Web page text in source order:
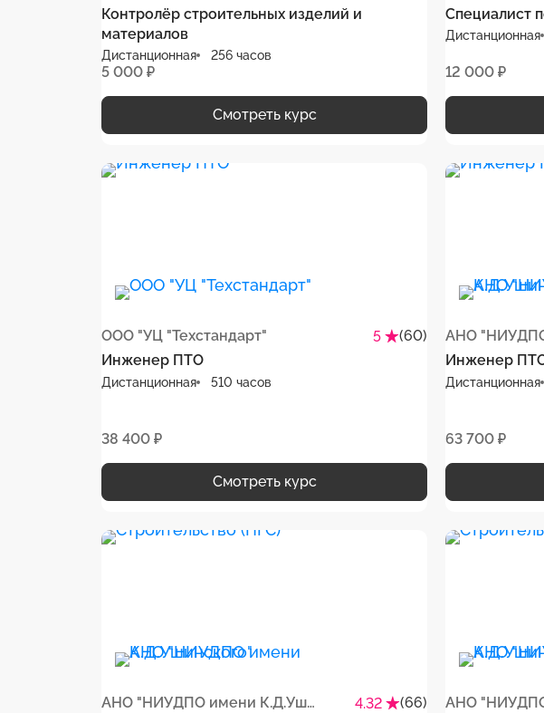
Контролёр строительных изделий и
материалов
Дистанционная 256 часов
5 000 ₽
Смотреть курс
Специалист
Дистанционная
12 000 ₽
ООО "УЦ "Техстандарт" 5
(60)
Инженер ПТО
Дистанционная 510 часов
38 400 ₽
Смотреть курс
Инженер
Дистанционная
63 700 ₽
АНО "НИУДПО имени К.Д.Ушинского" 4.32
(66)